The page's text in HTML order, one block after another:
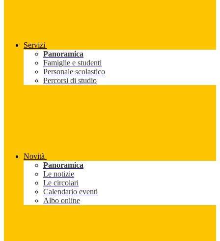
Servizi
Panoramica
Famiglie e studenti
Personale scolastico
Percorsi di studio
Novità
Panoramica
Le notizie
Le circolari
Calendario eventi
Albo online